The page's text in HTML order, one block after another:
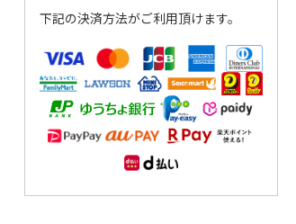
下記の決済方法がご利用頂けます。